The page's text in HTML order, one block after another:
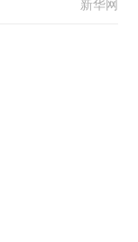
新华网